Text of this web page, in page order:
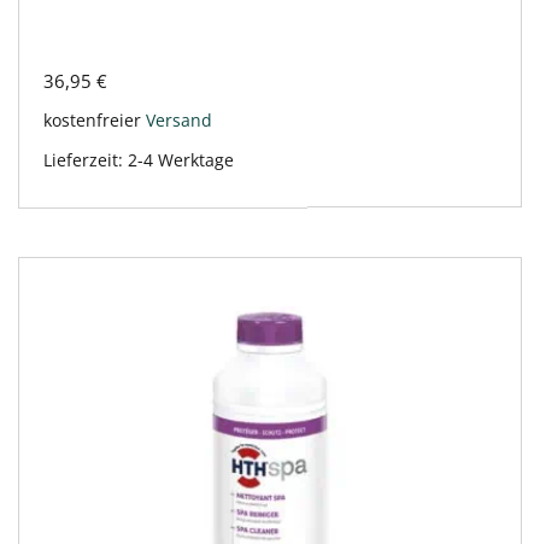
36,95 €
kostenfreier Versand
Lieferzeit: 2-4 Werktage